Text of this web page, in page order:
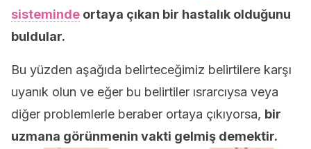
sisteminde ortaya çıkan bir hastalık olduğunu
buldular.
Bu yüzden aşağıda belirteceğimiz belirtilere karşı
uyanık olun ve eğer bu belirtiler ısrarcıysa veya
diğer problemlerle beraber ortaya çıkıyorsa, bir
uzmana görünmenin vakti gelmiş demektir.